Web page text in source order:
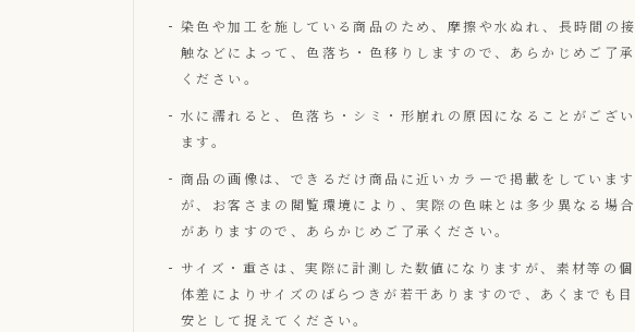
染色や加工を施している商品のため、摩擦や水ぬれ、長時間の接
触などによって、色落ち・色移りしますので、あらかじめご了承
ください。
水に濡れると、色落ち・シミ・形崩れの原因になることがござい
ます。
商品の画像は、できるだけ商品に近いカラーで掲載をしています
が、お客さまの閲覧環境により、実際の色味とは多少異なる場合
がありますので、あらかじめご了承ください。
サイズ・重さは、実際に計測した数値になりますが、素材等の個
体差によりサイズのばらつきが若干ありますので、あくまでも目
安として捉えてください。